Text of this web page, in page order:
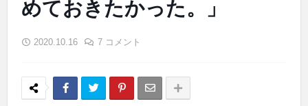
めておきたかった。」
2020.10.16 7 コメント